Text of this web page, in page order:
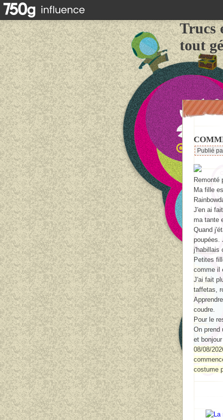
Trucs
tout
Publié
Remonté
Ma fille
J'en ai
ma tante
Quand
poupées.
j'habillais
Petites
comme il
J'ai fait
taffetas,
coudre.
Pour le
On prend
et
08/08/
costume